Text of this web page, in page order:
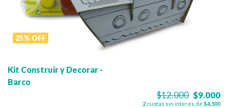
25% OFF
Kit Construir y Decorar -
Barco
$12.000 $9.000
2 cuotas sin interés de $4.500